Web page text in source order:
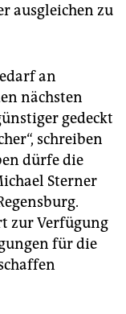
ausgleichen zu
an
nächsten
gedeckt
schreiben
dürfe die
Sterner
zur Verfügung
für die